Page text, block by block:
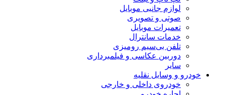
لوازم جانبی موبایل
صوتی و تصویری
تعمیرات موبایل
خدمات سانترال
تلفن بی‌سیم رومیزی
دوربین عکاسی و فیلمبرداری
سایر
خودرو و وسایل نقلیه
خودروی داخلی و خارجی